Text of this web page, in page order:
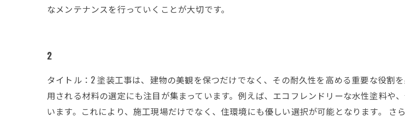
なメンテナンスを行っていくことが大切です。
2
タイトル：2 塗装工事は、建物の美観を保つだけでなく、その耐久性を高める重要な役割
用される材料の選定にも注目が集まっています。例えば、エコフレンドリーな水性塗料や
います。これにより、施工現場だけでなく、住環境にも優しい選択が可能となります。